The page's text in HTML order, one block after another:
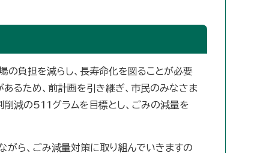
の負担を減らし、長寿命化を図ることが必要
るため、前計画を引き継ぎ、市民のみなさま
減の511グラムを目標とし、ごみの減量を
がら、ごみ減量対策に取り組んでいきますの